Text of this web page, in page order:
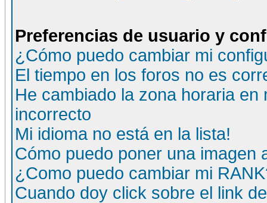
Preferencias de usuario y
¿Cómo puedo cambiar mi
El tiempo en los foros no es
He cambiado la zona horaria
incorrecto
Mi idioma no está en la lista!
Cómo puedo poner una imagen
¿Como puedo cambiar mi
Cuando doy click sobre el link